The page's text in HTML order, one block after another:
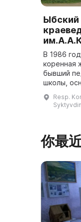
Ыбский
В 1986
коренная
бывший
школы,
создании
Resp.
你最